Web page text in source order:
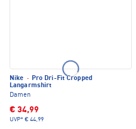
Nike · Pro Dri-Fit Cropped
Langarmshirt
Damen
€ 34,99
UVP* € 44,99